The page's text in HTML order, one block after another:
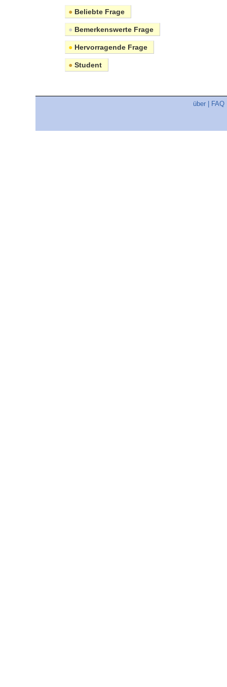
● Beliebte Frage
● Bemerkenswerte Frage
● Hervorragende Frage
● Student
über FAQ